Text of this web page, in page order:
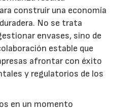
construir una economía
No se trata
envases, sino de
estable que
afrontar con éxito
y regulatorios de los
en un momento